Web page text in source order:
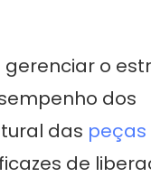
o
dos
das peças
de